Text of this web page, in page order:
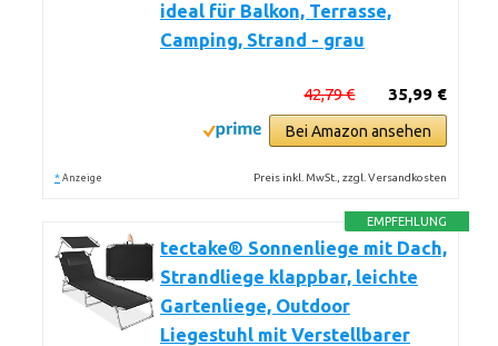
ideal für Balkon, Terrasse,
Camping, Strand - grau
35,99 €
42,79 €
Bei Amazon ansehen
* Anzeige Preis inkl. MwSt., zzgl. Versandkosten
EMPFEHLUNG
tectake® Sonnenliege mit Dach,
Strandliege klappbar, leichte
Gartenliege, Outdoor
Liegestuhl mit Verstellbarer